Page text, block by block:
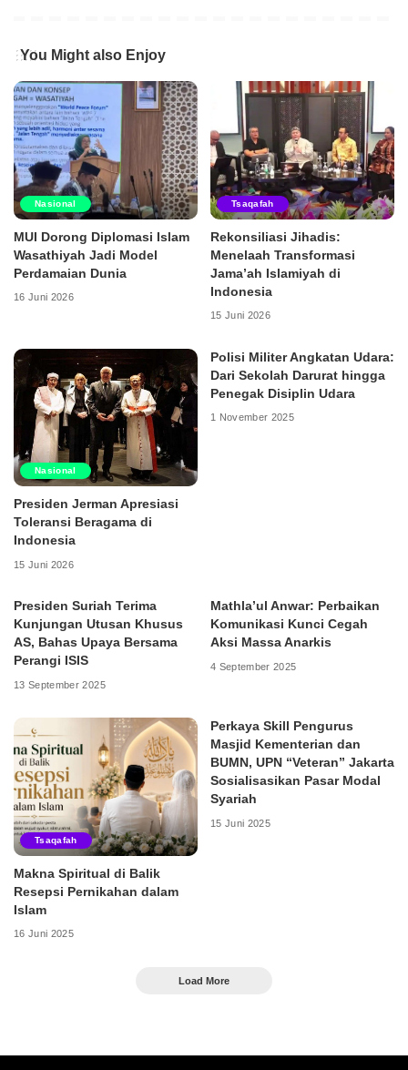
You Might also Enjoy
Nasional
MUI Dorong Diplomasi Islam
Wasathiyah Jadi Model
Perdamaian Dunia
16 Juni 2026
Tsaqafah
Rekonsiliasi Jihadis:
Menelaah Transformasi
Jama’ah Islamiyah di
Indonesia
15 Juni 2026
Nasional
Presiden Jerman Apresiasi
Toleransi Beragama di
Indonesia
15 Juni 2026
Polisi Militer Angkatan Udara:
Dari Sekolah Darurat hingga
Penegak Disiplin Udara
1 November 2025
Presiden Suriah Terima
Kunjungan Utusan Khusus
AS, Bahas Upaya Bersama
Perangi ISIS
13 September 2025
Mathla’ul Anwar: Perbaikan
Komunikasi Kunci Cegah
Aksi Massa Anarkis
4 September 2025
Tsaqafah
Makna Spiritual di Balik
Resepsi Pernikahan dalam
Islam
16 Juni 2025
Perkaya Skill Pengurus
Masjid Kementerian dan
BUMN, UPN “Veteran” Jakarta
Sosialisasikan Pasar Modal
Syariah
15 Juni 2025
Load More